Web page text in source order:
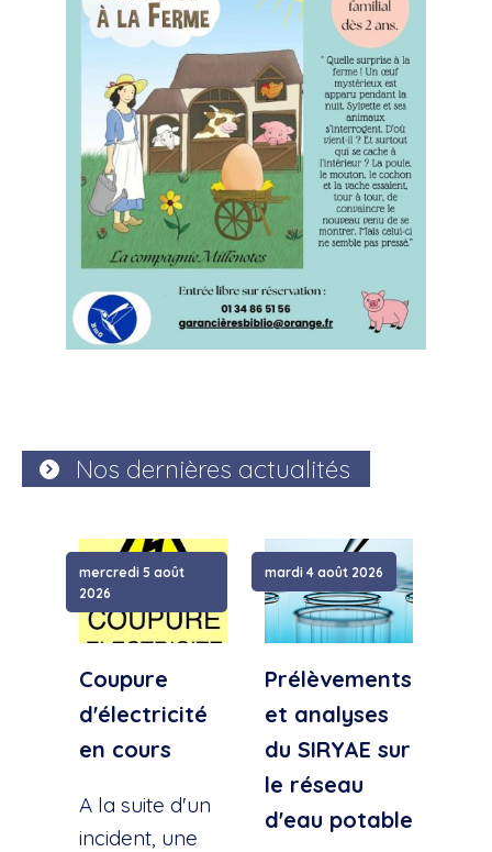
Nos dernières actualités
mercredi 5 août
2026
Coupure
d'électricité
en cours
A la suite d'un
incident, une
mardi 4 août 2026
Prélèvements
et analyses
du SIRYAE sur
le réseau
d'eau potable